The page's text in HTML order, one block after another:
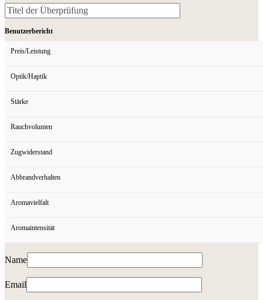
Benutzerbericht
Preis/Leistung
Optik/Haptik
Stärke
Rauchvolumen
Zugwiderstand
Abbrandverhalten
Aromavielfalt
Aromaintensität
Name
Email